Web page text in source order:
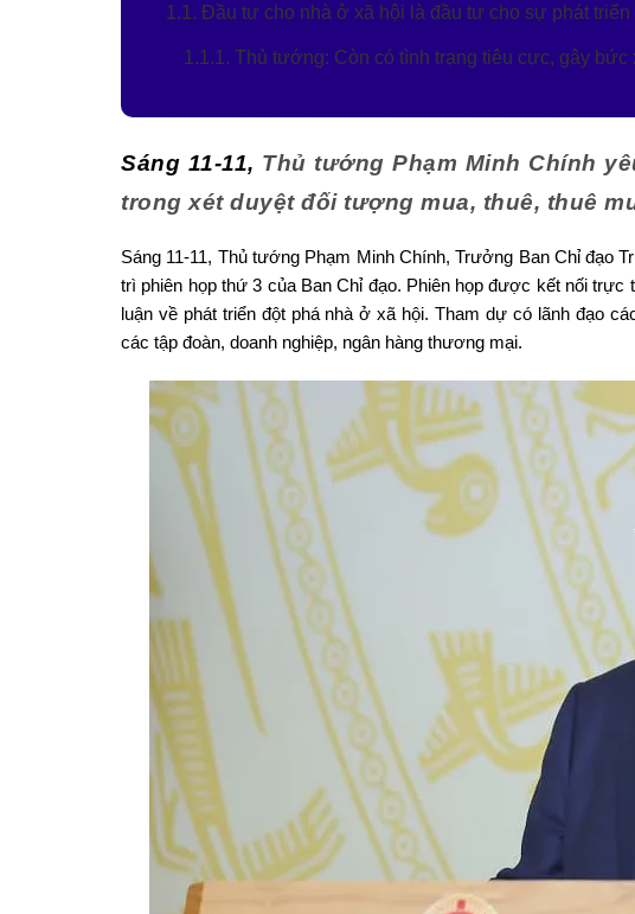
1.1. Đầu tư cho nhà ở xã hội là đầu tư cho sự phát
1.1.1. Thủ tướng: Còn có tình trạng tiêu cực, gây bức
Sáng 11-11, Thủ tướng Phạm Minh Chính
trong xét duyệt đối tượng mua, thuê, thuê
Sáng 11-11, Thủ tướng Phạm Minh Chính, Trưởng Ban Chỉ đạo
trì phiên họp thứ 3 của Ban Chỉ đạo. Phiên họp được kết nối
luận về phát triển đột phá nhà ở xã hội. Tham dự có lãnh đạo
các tập đoàn, doanh nghiệp, ngân hàng thương mại.